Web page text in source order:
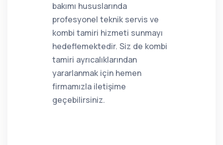
bakımı hususlarında
profesyonel teknik servis ve
kombi tamiri hizmeti sunmayı
hedeflemektedir. Siz de kombi
tamiri ayrıcalıklarından
yararlanmak için hemen
firmamızla iletişime
geçebilirsiniz.